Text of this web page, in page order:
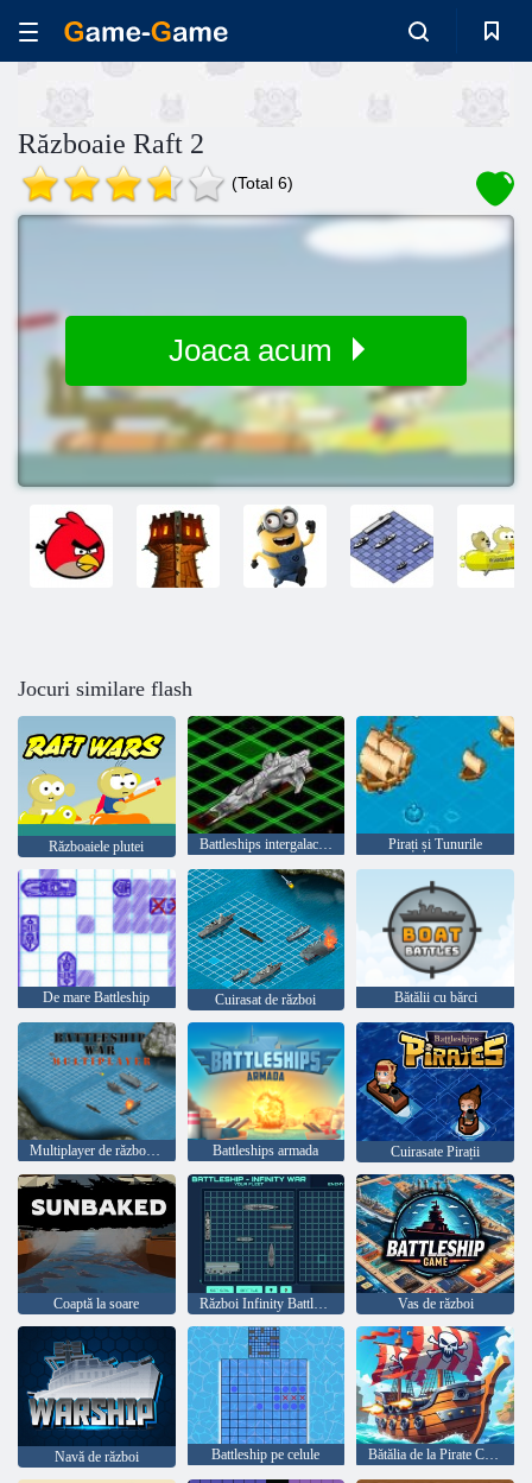
Războaie Raft 2
(Total 6)
Joaca acum
Jocuri similare flash
Războaiele plutei Battleships intergalactici Pirați și Tunurile
De mare Battleship Cuirasat de război Bătălii cu bărci
Multiplayer de război de luptă Battleships armada Cuirasate Pirații
Coaptă la soare Război Infinity Battleship Vas de război
Navă de război Battleship pe celule Bătălia de la Pirate Caraibe Bătălie